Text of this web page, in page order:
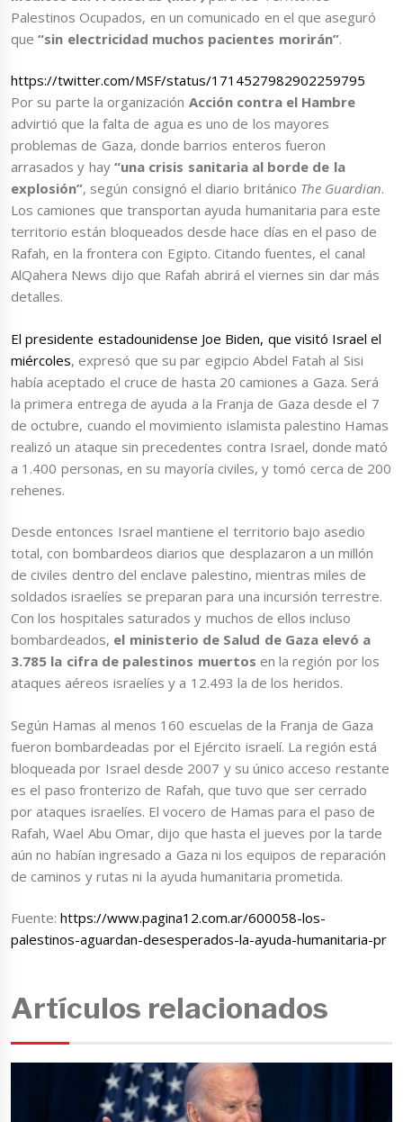
Palestinos Ocupados, en un comunicado en el que aseguró
que “sin electricidad muchos pacientes morirán”.
https://twitter.com/MSF/status/1714527982902259795
Por su parte la organización Acción contra el Hambre
advirtió que la falta de agua es uno de los mayores
problemas de Gaza, donde barrios enteros fueron
arrasados y hay “una crisis sanitaria al borde de la
explosión”, según consignó el diario británico The Guardian.
Los camiones que transportan ayuda humanitaria para este
territorio están bloqueados desde hace días en el paso de
Rafah, en la frontera con Egipto. Citando fuentes, el canal
AlQahera News dijo que Rafah abrirá el viernes sin dar más
detalles.
El presidente estadounidense Joe Biden, que visitó Israel el
miércoles, expresó que su par egipcio Abdel Fatah al Sisi
había aceptado el cruce de hasta 20 camiones a Gaza. Será
la primera entrega de ayuda a la Franja de Gaza desde el 7
de octubre, cuando el movimiento islamista palestino Hamas
realizó un ataque sin precedentes contra Israel, donde mató
a 1.400 personas, en su mayoría civiles, y tomó cerca de 200
rehenes.
Desde entonces Israel mantiene el territorio bajo asedio
total, con bombardeos diarios que desplazaron a un millón
de civiles dentro del enclave palestino, mientras miles de
soldados israelíes se preparan para una incursión terrestre.
Con los hospitales saturados y muchos de ellos incluso
bombardeados, el ministerio de Salud de Gaza elevó a
3.785 la cifra de palestinos muertos en la región por los
ataques aéreos israelíes y a 12.493 la de los heridos.
Según Hamas al menos 160 escuelas de la Franja de Gaza
fueron bombardeadas por el Ejército israelí. La región está
bloqueada por Israel desde 2007 y su único acceso restante
es el paso fronterizo de Rafah, que tuvo que ser cerrado
por ataques israelíes. El vocero de Hamas para el paso de
Rafah, Wael Abu Omar, dijo que hasta el jueves por la tarde
aún no habían ingresado a Gaza ni los equipos de reparación
de caminos y rutas ni la ayuda humanitaria prometida.
Fuente:https://www.pagina12.com.ar/600058-los-
palestinos-aguardan-desesperados-la-ayuda-humanitaria-pr
Artículos relacionados